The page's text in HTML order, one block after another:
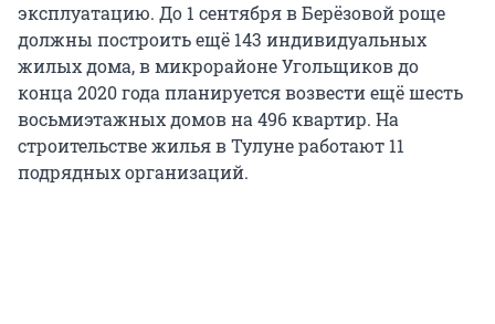
эксплуатацию. До 1 сентября в Берёзовой роще
должны построить ещё 143 индивидуальных
жилых дома, в микрорайоне Угольщиков до
конца 2020 года планируется возвести ещё шесть
восьмиэтажных домов на 496 квартир. На
строительстве жилья в Тулуне работают 11
подрядных организаций.